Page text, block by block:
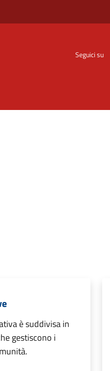
Seguici su
è suddivisa in
gestiscono i